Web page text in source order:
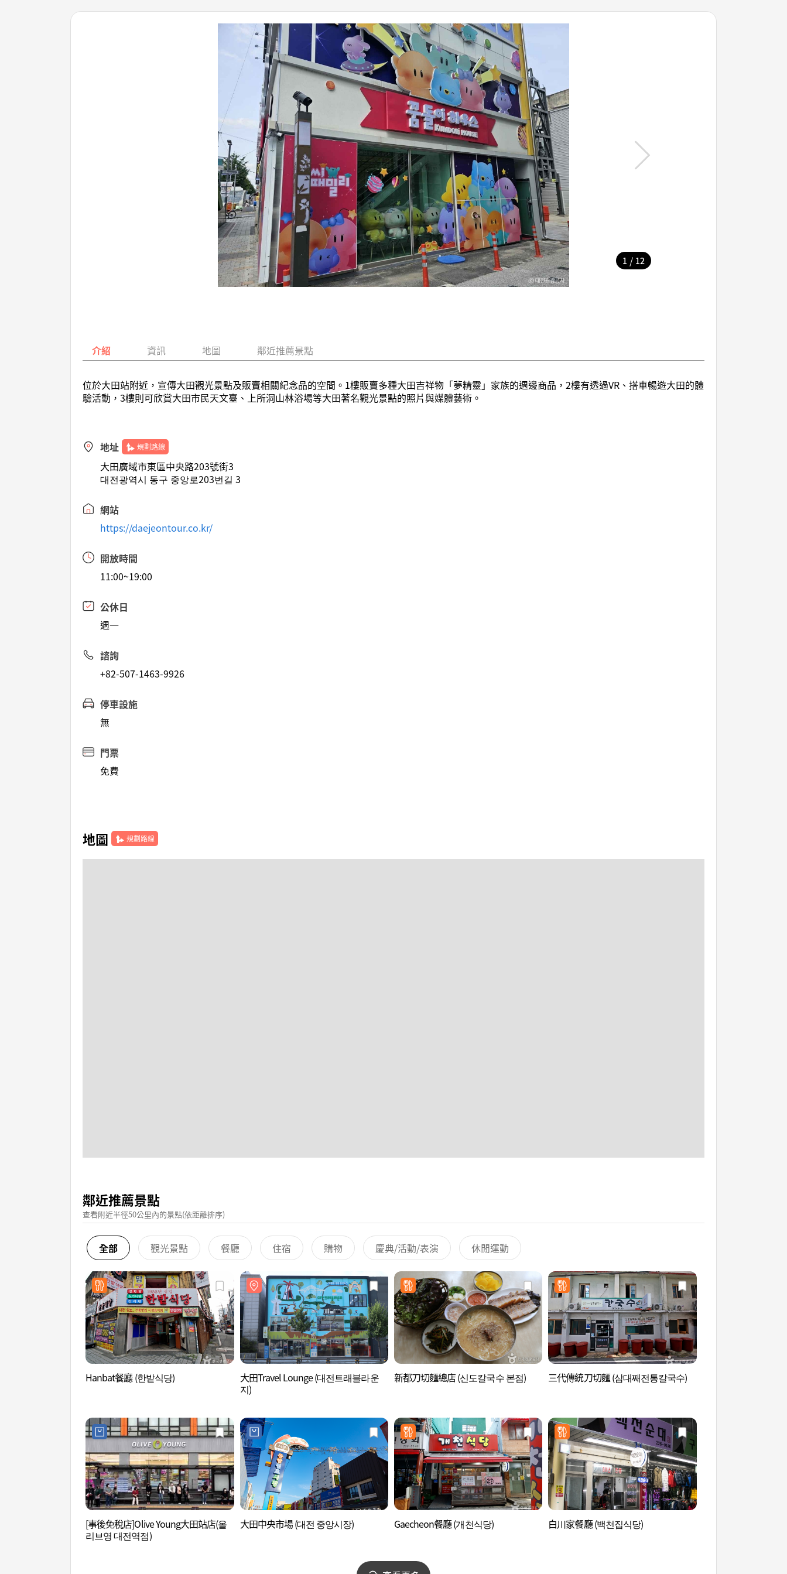
1 / 12
介紹 資訊 地圖 鄰近推薦景點
位於大田站附近，宣傳大田觀光景點及販賣相關紀念品的空間。1樓販賣多種大田吉祥物「夢精靈」家族的週邊商品，2樓有透過VR、搭車暢遊大田的體
驗活動，3樓則可欣賞大田市民天文臺、上所洞山林浴場等大田著名觀光景點的照片與媒體藝術。
地址 規劃路線
大田廣域市東區中央路203號街3
대전광역시 동구 중앙로203번길 3
網站
https://daejeontour.co.kr/
開放時間
11:00~19:00
公休日
週一
諮詢
+82-507-1463-9926
停車設施
無
門票
免費
地圖 規劃路線
鄰近推薦景點
查看附近半徑50公里內的景點(依距離排序)
全部 觀光景點 餐廳 住宿 購物 慶典/活動/表演 休閒運動
Hanbat餐廳 (한밭식당)
大田Travel Lounge (대전트래블라운
지)
新都刀切麵總店 (신도칼국수 본점) 三代傳統刀切麵 (삼대째전통칼국수)
[事後免稅店]Olive Young大田站店(올
리브영 대전역점)
大田中央市場 (대전 중앙시장) Gaecheon餐廳 (개천식당) 白川家餐廳 (백천집식당)